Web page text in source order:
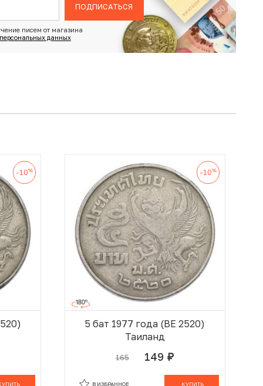
ПОДПИСАТЬСЯ
писем от магазина
данных
-10% -10%
5 бат 1977 года (BE 2520)
Таиланд
165 149 руб.
КУПИТЬ
В ИЗБРАННОЕ